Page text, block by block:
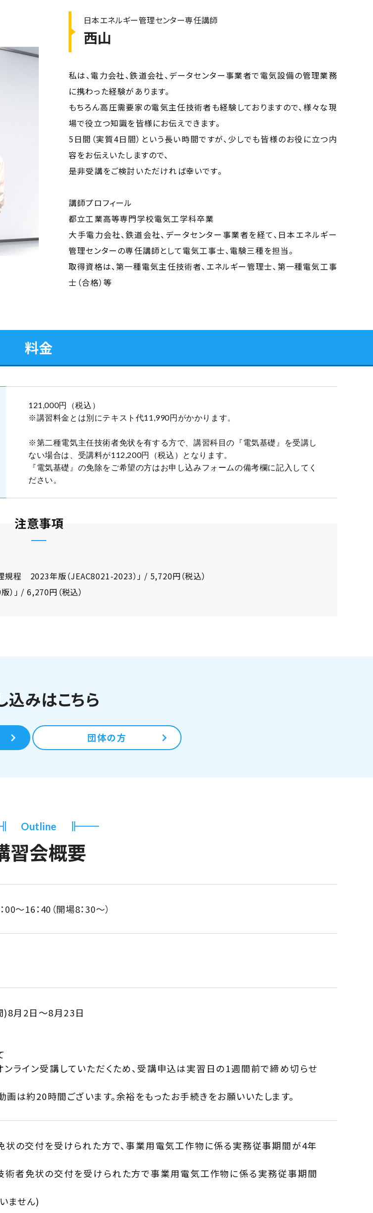
日本エネルギー管理センター専任講師
西山
私は、電力会社、鉄道会社、データセンター事業者で電気設備の管理業務
に携わった経験があります。
もちろん高圧需要家の電気主任技術者も経験しておりますので、様々な現
場で役立つ知識を皆様にお伝えできます。
5日間（実質4日間）という長い時間ですが、少しでも皆様のお役に立つ内
容をお伝えいたしますので、
是非受講をご検討いただければ幸いです。
講師プロフィール
都立工業高等専門学校電気工学科卒業
大手電力会社、鉄道会社、データセンター事業者を経て、日本エネルギー
管理センターの専任講師として電気工事士、電験三種を担当。
取得資格は、第一種電気主任技術者、エネルギー管理士、第一種電気工事
士（合格）等
料金
121,000円（税込）
※講習料金とは別にテキスト代11,990円がかかります。
※第二種電気主任技術者免状を有する方で、講習科目の『電気基礎』を受講し
ない場合は、受講料が112,200円（税込）となります。
『電気基礎』の免除をご希望の方はお申し込みフォームの備考欄に記入してく
ださい。
注意事項
規程 2023年版（JEAC8021-2023）」 / 5,720円（税込）
」 / 6,270円（税込）
込みはこちら
団体の方
Outline
習会概要
00～16：40（開場8：30～）
)8月2日～8月23日
ライン受講していただくため、受講申込は実習日の1週間前で締め切らせ
は約20時間ございます。余裕をもったお手続きをお願いいたします。
の交付を受けられた方で、事業用電気工作物に係る実務従事期間が4年
術者免状の交付を受けられた方で事業用電気工作物に係る実務従事期間
ません)